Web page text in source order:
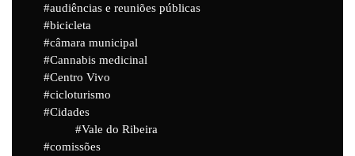
audiências e reuniões públicas
bicicleta
câmara municipal
Cannabis medicinal
Centro Vivo
cicloturismo
Cidades
Vale do Ribeira
comissões